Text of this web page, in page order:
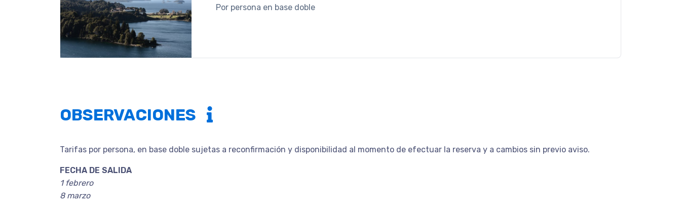
Por persona en base doble
OBSERVACIONES
Tarifas por persona, en base doble sujetas a reconfirmación y disponibilidad al momento de efectuar la reserva y a cambios sin previo aviso.
FECHA DE SALIDA
1 febrero
8 marzo